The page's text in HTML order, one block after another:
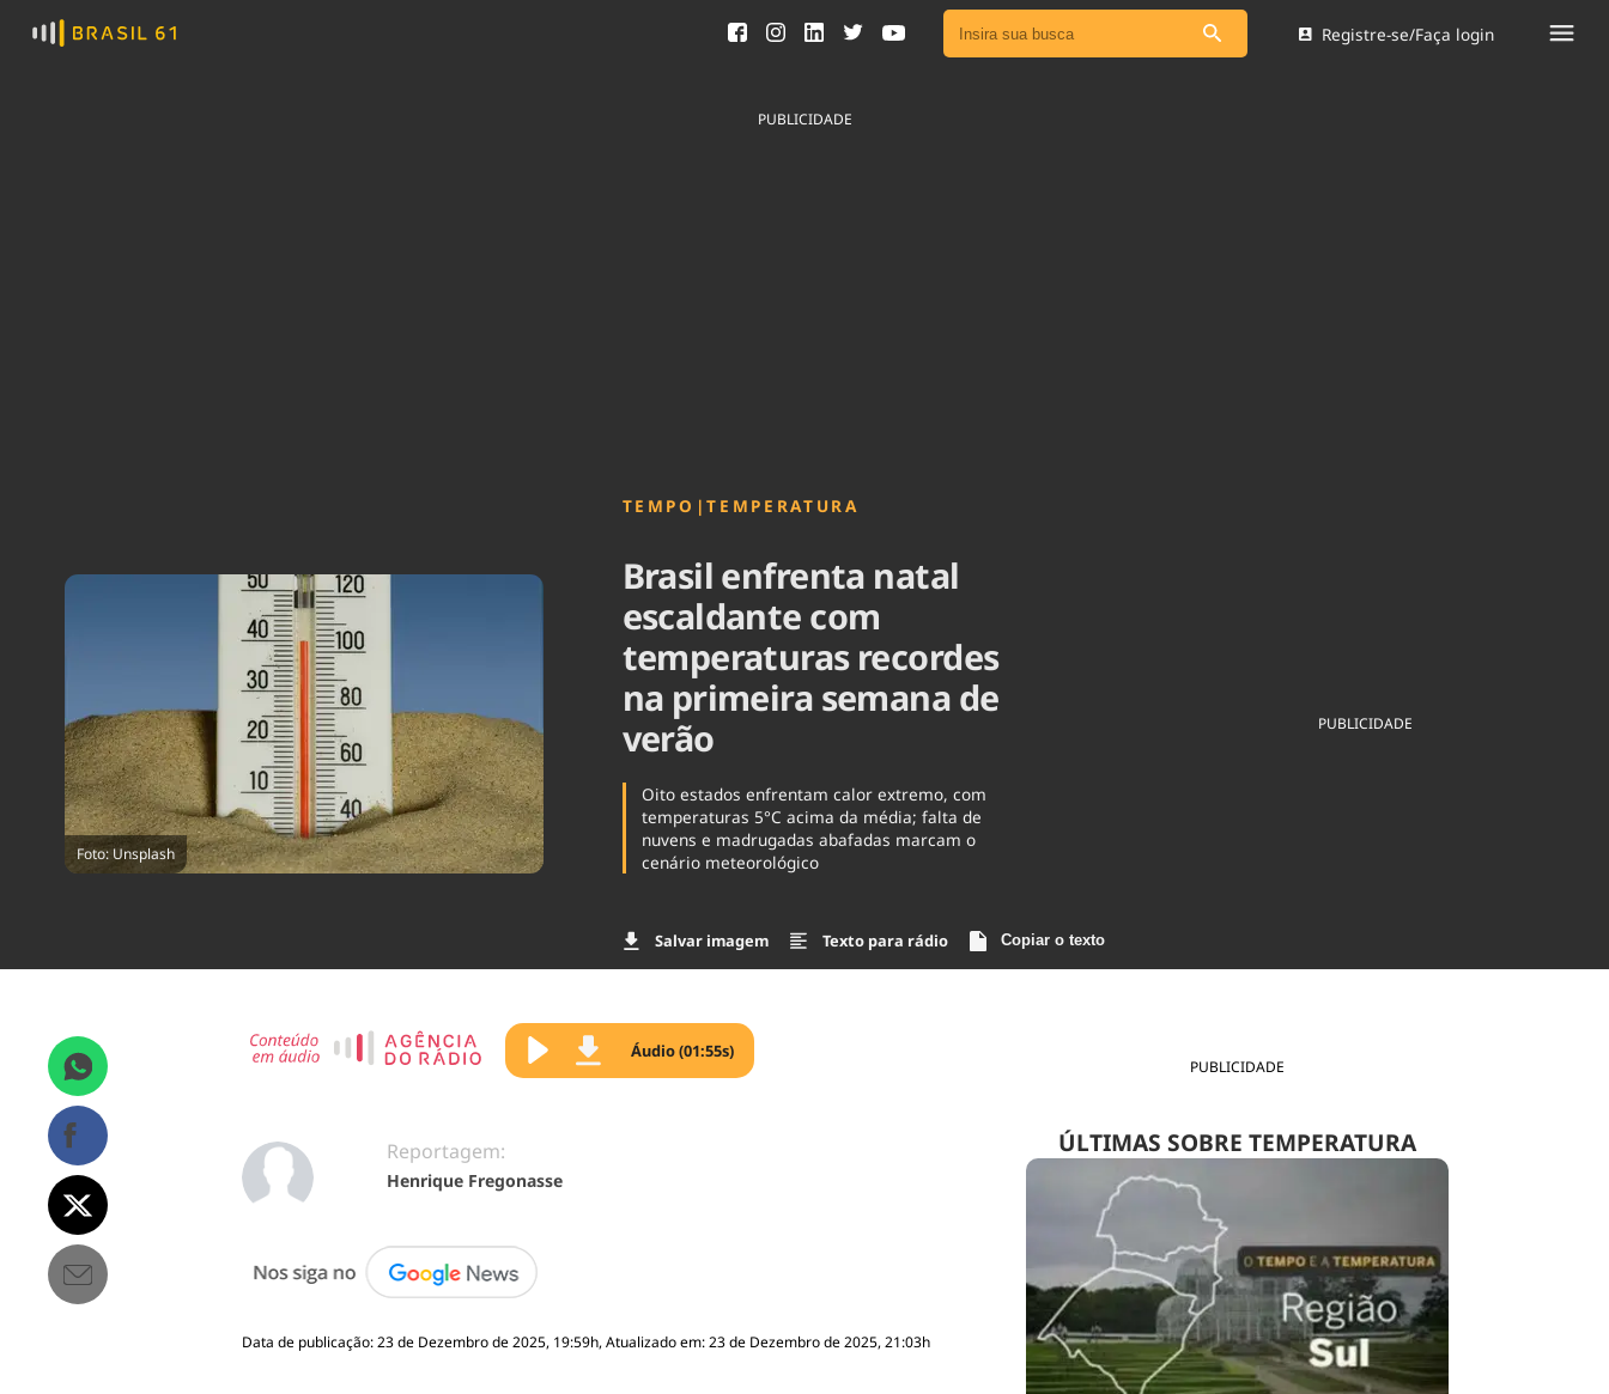
Ver todas as notícias
Cinema
Comportamento
Registre-se/Faça login
PUBLICIDADE
Foto: Unsplash
TEMPO |TEMPERATURA
Brasil enfrenta natal
escaldante com
temperaturas recordes
na primeira semana de
verão
Oito estados enfrentam calor extremo, com
temperaturas 5°C acima da média; falta de
nuvens e madrugadas abafadas marcam o
cenário meteorológico
Salvar imagem Texto para rádio Copiar o texto
PUBLICIDADE
PUBLICIDADE
ÚLTIMAS SOBRE TEMPERATURA
Áudio (01:55s)
Reportagem:
Henrique Fregonasse
Data de publicação: 23 de Dezembro de 2025, 19:59h, Atualizado em: 23 de Dezembro de 2025, 21:03h